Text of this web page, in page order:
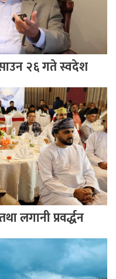
साउन २६ गते स्वदेश
लगानी प्रवर्द्धन